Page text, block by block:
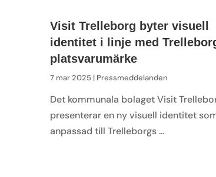
Visit Trelleborg byter visuell
identitet i linje med
platsvarumärke
7 mar 2025 | Pressmeddelanden
Det kommunala bolaget Visit
presenterar en ny visuell identitet
anpassad till Trelleborgs ...